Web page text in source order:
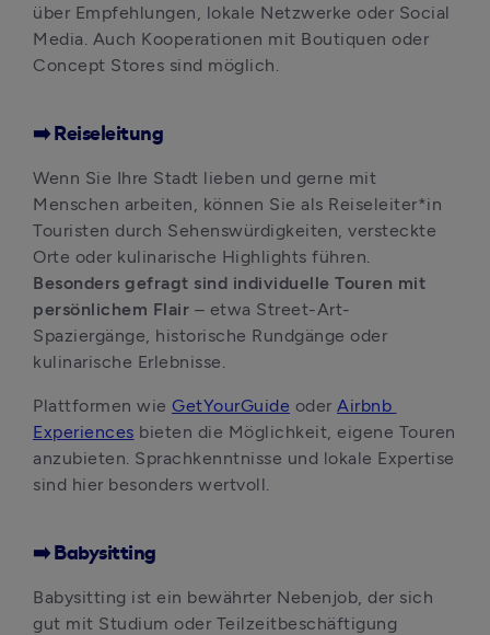
über Empfehlungen, lokale Netzwerke oder Social
Media. Auch Kooperationen mit Boutiquen oder
Concept Stores sind möglich.
➡️ Reiseleitung
Wenn Sie Ihre Stadt lieben und gerne mit
Menschen arbeiten, können Sie als Reiseleiter*in
Touristen durch Sehenswürdigkeiten, versteckte
Besonders gefragt sind individuelle Touren mit
persönlichem Flair – etwa Street-Art-
Spaziergänge, historische Rundgänge oder
kulinarische Erlebnisse.
Plattformen wie GetYourGuide oder Airbnb
Experiences bieten die Möglichkeit, eigene Touren
anzubieten. Sprachkenntnisse und lokale Expertise
sind hier besonders wertvoll.
➡️ Babysitting
Babysitting ist ein bewährter Nebenjob, der sich
gut mit Studium oder Teilzeitbeschäftigung